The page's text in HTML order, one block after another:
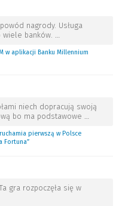
nagrody. Usługa
banków. …
w aplikacji Banku Millennium
niech dopracują swoją
bo ma podstawowe …
pierwszą w Polsce
Fortuna”
gra rozpoczęła się w